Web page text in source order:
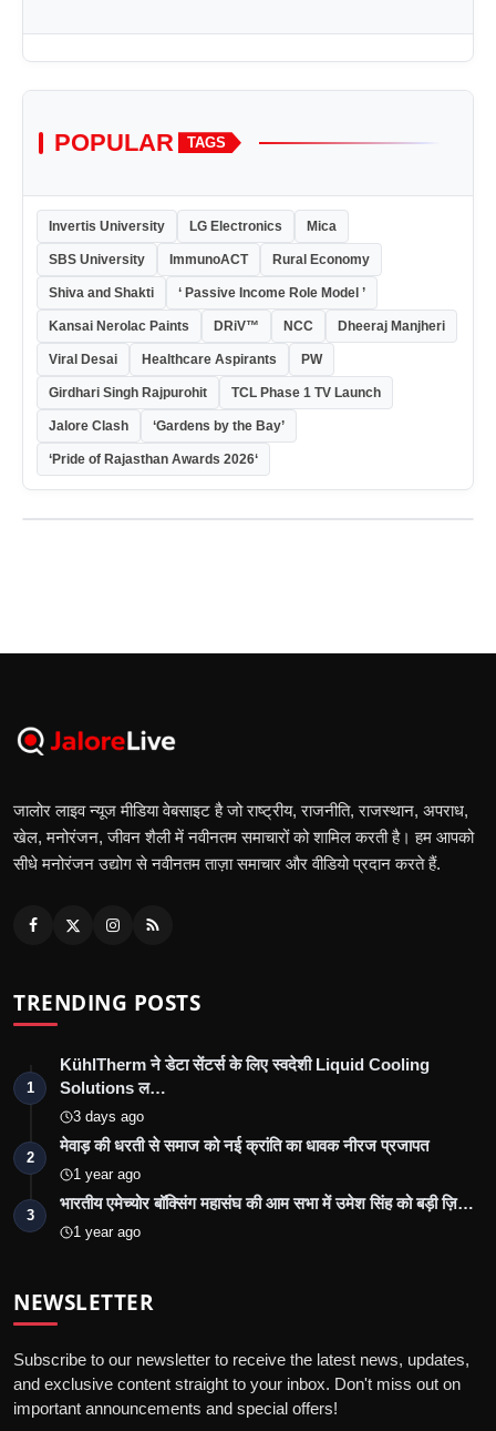
POPULAR TAGS
Invertis University LG Electronics Mica
SBS University ImmunoACT Rural Economy
Shiva and Shakti ‘ Passive Income Role Model ’
Kansai Nerolac Paints DRiV™ NCC Dheeraj Manjheri
Viral Desai Healthcare Aspirants PW
Girdhari Singh Rajpurohit TCL Phase 1 TV Launch
Jalore Clash ‘Gardens by the Bay’
‘Pride of Rajasthan Awards 2026‘
जालोर लाइव न्यूज मीडिया वेबसाइट है जो राष्ट्रीय, राजनीति, राजस्थान, अपराध,
खेल, मनोरंजन, जीवन शैली में नवीनतम समाचारों को शामिल करती है। हम आपको
सीधे मनोरंजन उद्योग से नवीनतम ताज़ा समाचार और वीडियो प्रदान करते हैं.
TRENDING POSTS
1
KühlTherm ने डेटा सेंटर्स के लिए स्वदेशी Liquid Cooling
Solutions ल…
3 days ago
2
मेवाड़ की धरती से समाज को नई क्रांति का धावक नीरज प्रजापत
1 year ago
3
भारतीय एमेच्योर बॉक्सिंग महासंघ की आम सभा में उमेश सिंह को बड़ी ज़ि…
1 year ago
NEWSLETTER
Subscribe to our newsletter to receive the latest news, updates,
and exclusive content straight to your inbox. Don't miss out on
important announcements and special offers!